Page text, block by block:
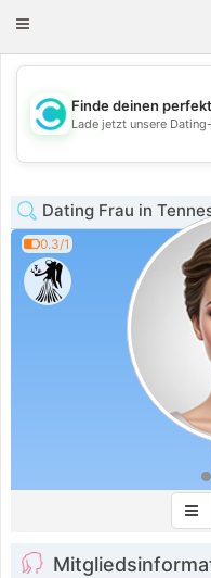
Toggle
💖
Finde deinen
Lade jetzt unsere
Dating Frau in
0.3/1